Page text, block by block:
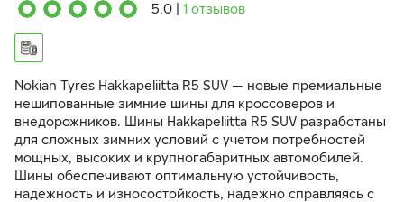
5.0 1 отзывов
Nokian Tyres Hakkapeliitta R5 SUV — новые премиальные
нешипованные зимние шины для кроссоверов и
внедорожников. Шины Hakkapeliitta R5 SUV разработаны
для сложных зимних условий с учетом потребностей
мощных, высоких и крупногабаритных автомобилей.
Шины обеспечивают оптимальную устойчивость,
надежность и износостойкость, надежно справляясь с